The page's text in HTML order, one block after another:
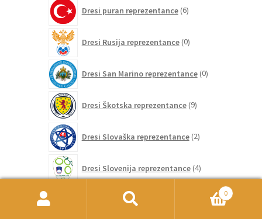
Dresi puran reprezentance 6izdelkov
Dresi Rusija reprezentance 0izdelkov
Dresi San Marino reprezentance 0izdelkov
Dresi Škotska reprezentance 9izdelkov
Dresi Slovaška reprezentance 2izdelka
Dresi Slovenija reprezentance 4izdelki
Dresi Španija reprezentance
izdelkov
0